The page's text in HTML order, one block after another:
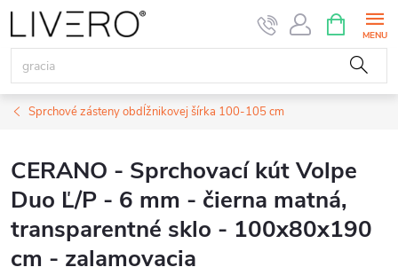
Prejsť
na
obsah
KOŠÍK
Sprchové zásteny obdĺžnikovej šírka 100-105 cm
CERANO - Sprchovací kút Volpe
Duo Ľ/P - 6 mm - čierna matná,
transparentné sklo - 100x80x190
cm - zalamovacia